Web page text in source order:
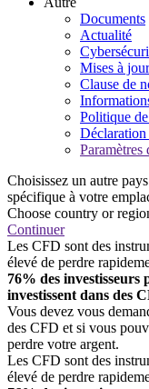
Documents
Actualité
Mises à jour
Clause de
Politique
Paramètres
Choisissez un autre
spécifique à votre
Choose country or
Continuer
Les CFD sont des
élevé de perdre
76% des
investissent dans des
Vous devez vous
des CFD et si vous
perdre votre argent.
Les CFD sont des
élevé de perdre